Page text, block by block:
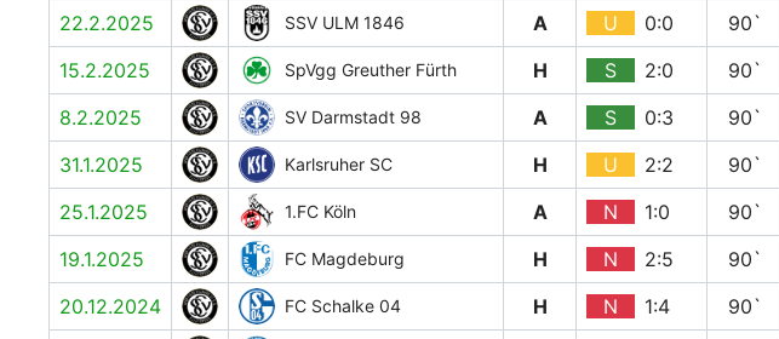
22.2.2025 SSV ULM 1846 A U 0:0 90`
15.2.2025 SpVgg Greuther Fürth H S 2:0 90`
8.2.2025 SV Darmstadt 98 A S 0:3 90`
31.1.2025 Karlsruher SC H U 2:2 90`
25.1.2025 1.FC Köln A N 1:0 90`
19.1.2025 FC Magdeburg H N 2:5 90`
20.12.2024 FC Schalke 04 H N 1:4 90`